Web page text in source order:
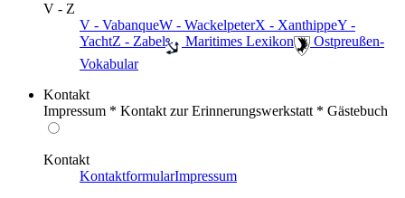
V - Z
V - VabanqueW - WackelpeterX - XanthippeY -
YachtZ - Zabel ️ Maritimes Lexikon
️ Ostpreußen-
Vokabular
Kontakt
Impressum * Kontakt zur Erinnerungswerkstatt * Gästebuch
Kontakt
KontaktformularImpressum